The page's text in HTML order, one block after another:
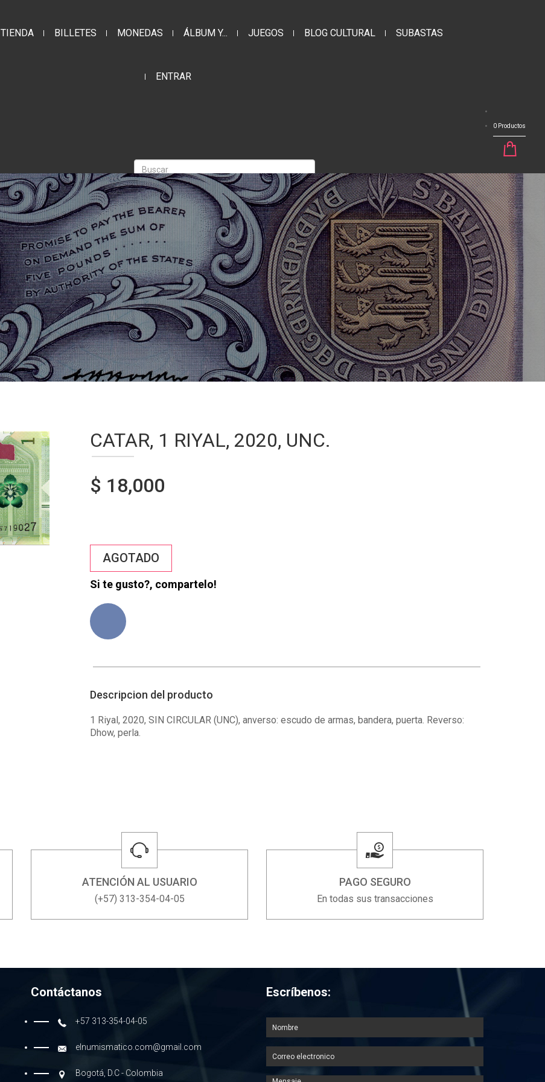
TIENDA BILLETES MONEDAS ÁLBUM Y... JUEGOS BLOG CULTURAL SUBASTAS
ENTRAR
0 Productos
CATAR, 1 RIYAL, 2020, UNC.
$ 18,000
AGOTADO
Si te gusto?, compartelo!
Descripcion del producto
1 Riyal, 2020, SIN CIRCULAR (UNC), anverso: escudo de armas, bandera, puerta. Reverso:
Dhow, perla.
ATENCIÓN AL USUARIO
(+57) 313-354-04-05
PAGO SEGURO
En todas sus transacciones
Contáctanos
+57 313-354-04-05
elnumismatico.com@gmail.com
Bogotá, D.C - Colombia
Escríbenos: